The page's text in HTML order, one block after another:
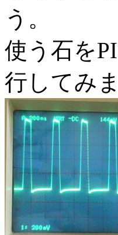
う。
使う石を
行してみ